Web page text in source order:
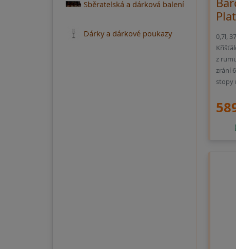
Sběratelská a dárková balení
Dárky a dárkové poukazy
0,7l,
z
zrání
stopy